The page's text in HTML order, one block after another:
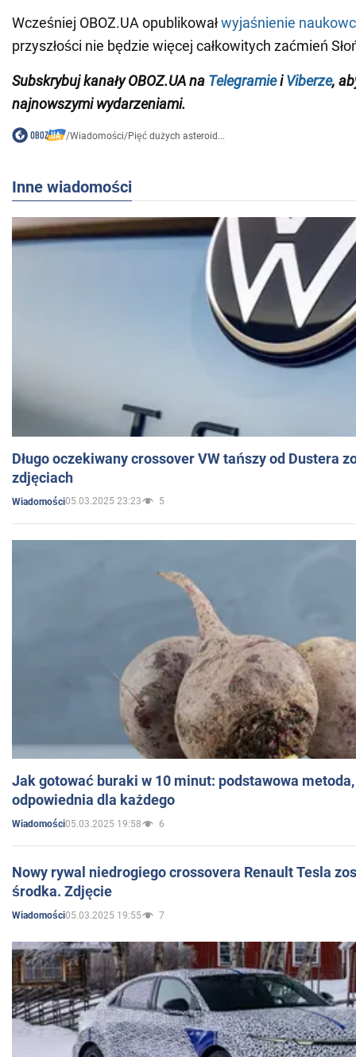
Wcześniej OBOZ.UA opublikowałwyjaśnienie
przyszłości nie będzie więcej całkowitych zaćmień
Subskrybuj kanałyOBOZ.UAna TelegramieiViberze,
najnowszymi wydarzeniami.
/Wiadomości/Pięć dużych asteroid...
Inne wiadomości
Długo oczekiwany crossover VW tańszy od Dustera
zdjęciach
Wiadomości05.03.2025 23:23 5
Jak gotować buraki w 10 minut: podstawowa
odpowiednia dla każdego
Wiadomości05.03.2025 19:58 6
Nowy rywal niedrogiego crossovera Renault Tesla
środka. Zdjęcie
Wiadomości05.03.2025 19:55 7